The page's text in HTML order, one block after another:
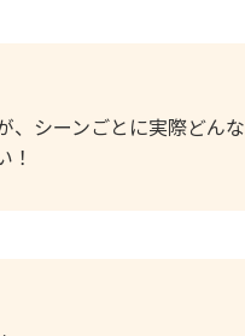
、シーンごとに実際どんな